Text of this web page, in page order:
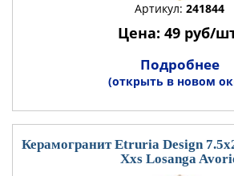
Артикул: 241844
Цена: 49 руб/
Подробнее
(открыть в новом
Керамогранит Etruria Design
Xxs Losanga